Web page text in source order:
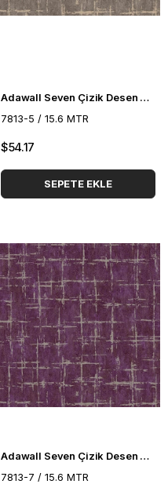
Adawall Seven Çizik Desen Duvar Kağıdı 7813-5
7813-5 / 15.6 MTR
$54.17
SEPETE EKLE
Adawall Seven Çizik Desen Duvar Kağıdı 7813-7
7813-7 / 15.6 MTR